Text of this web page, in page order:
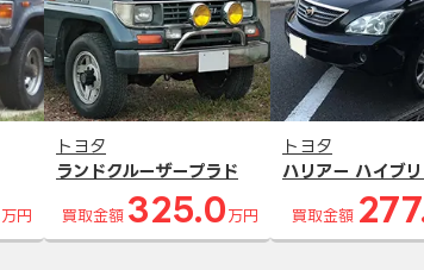
万円
トヨタ
ランドクルーザープラド
買取金額 325.0 万円
トヨタ
ハリアー ハイブ
買取金額